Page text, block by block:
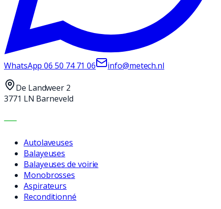
WhatsApp06 50 74 71 06 info@metech.nl
De Landweer 2
3771 LN Barneveld
MACHINES
Autolaveuses
Balayeuses
Balayeuses de voirie
Monobrosses
Aspirateurs
Reconditionné